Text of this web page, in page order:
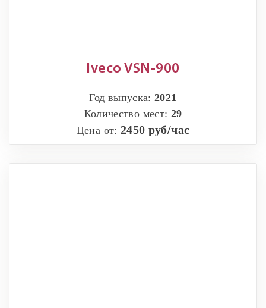
Iveco VSN-900
Год выпуска:2021
Количество мест: 29
Цена от: 2450 руб/час